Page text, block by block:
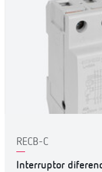
RECB-C
Interruptor